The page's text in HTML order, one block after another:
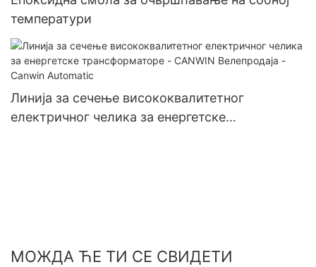
температури
Линија за сечење висококвалитетног
електричног челика за енергетске
МОЖДА ЋЕ ТИ СЕ СВИДЕТИ